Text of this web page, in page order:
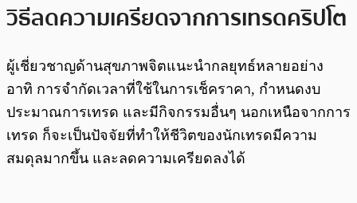
วิธีลดความเครียดจากการเทรดคริปโต
ผู้เชี่ยวชาญด้านสุขภาพจิตแนะนำกลยุทธ์หลายอย่าง
อาทิ การจำกัดเวลาที่ใช้ในการเช็คราคา, กำหนดงบ
ประมาณการเทรด และมีกิจกรรมอื่นๆ นอกเหนือจากการ
เทรด ก็จะเป็นปัจจัยที่ทำให้ชีวิตของนักเทรดมีความ
สมดุลมากขึ้น และลดความเครียดลงได้